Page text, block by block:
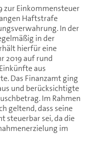
zur Einkommensteuer
Haftstrafe
In der
in der
hierfür eine
2019 auf rund
aus
Das Finanzamt ging
und berücksichtigte
Im Rahmen
geltend, dass seine
steuerbar sei, da die
im